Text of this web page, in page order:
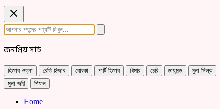
জনপ্রিয় সার্চ
হিজাব ওড়না রেডি হিজাব বোরকা পার্টি হিজাব খিমার চেরি ডায়মন্ড
মুনা সিল্ক
মুনা জরি
শিফন
Home